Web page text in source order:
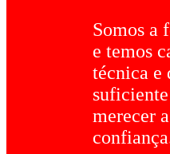
Somos a
e temos
técnica e
merecer